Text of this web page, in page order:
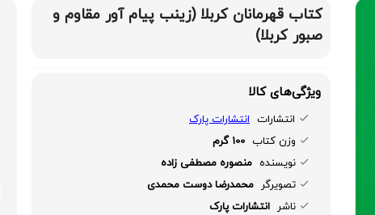
کتاب قهرمانان کربلا (زینب پیام آور مقاوم و
صبور کربلا)
ویژگی‌های کالا
انتشارات انتشارات پارک
وزن کتاب 100 گرم
نویسنده منصوره مصطفی زاده
تصویرگر محمدرضا دوست محمدی
ناشر انتشارات پارک